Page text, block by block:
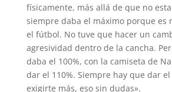
físicamente, más allá de que no
siempre daba el máximo porque es
el fútbol. No tuve que hacer un
agresividad dentro de la cancha.
daba el 100%, con la camiseta de
dar el 110%. Siempre hay que dar
exigirte más, eso sin dudas».